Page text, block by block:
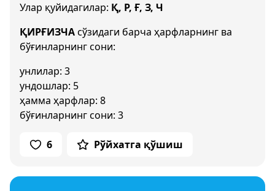
Улар қуйидагилар: Қ, Р, Ғ, З, Ч
ҚИРҒИЗЧАсўзидаги барча ҳарфларнинг ва
бўғинларнинг сони:
унлилар: 3
ундошлар: 5
ҳамма ҳарфлар: 8
бўғинларнинг сони: 3
6 Рўйхатга қўшиш